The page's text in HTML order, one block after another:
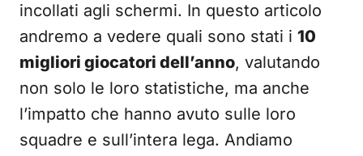
incollati agli schermi. In questo articolo
andremo a vedere quali sono stati i 10
migliori giocatori dell’anno, valutando
non solo le loro statistiche, ma anche
l’impatto che hanno avuto sulle loro
squadre e sull’intera lega. Andiamo